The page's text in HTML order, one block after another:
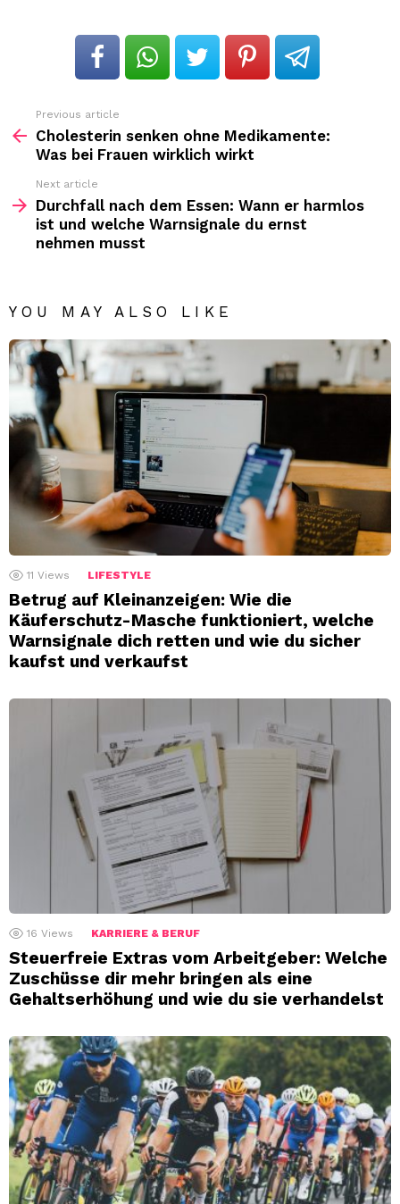
more
Previous article
Cholesterin senken ohne Medikamente:
Was bei Frauen wirklich wirkt
Next article
Durchfall nach dem Essen: Wann er harmlos
ist und welche Warnsignale du ernst
nehmen musst
YOU MAY ALSO LIKE
11 Views LIFESTYLE
Betrug auf Kleinanzeigen: Wie die
Käuferschutz-Masche funktioniert, welche
Warnsignale dich retten und wie du sicher
kaufst und verkaufst
16 Views KARRIERE & BERUF
Steuerfreie Extras vom Arbeitgeber: Welche
Zuschüsse dir mehr bringen als eine
Gehaltserhöhung und wie du sie verhandelst